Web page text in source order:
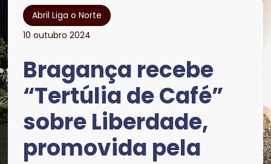
Abril Liga o Norte
10 outubro 2024
Bragança recebe
“Tertúlia de Café”
sobre Liberdade,
promovida pela